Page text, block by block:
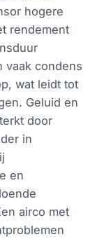
hogere
rendement
vaak condens
wat leidt tot
Geluid en
door
in
en
airco met